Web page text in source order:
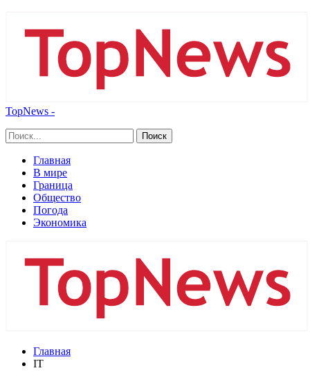
TopNews -
Главная
В мире
Граница
Общество
Погода
Экономика
Главная
IT